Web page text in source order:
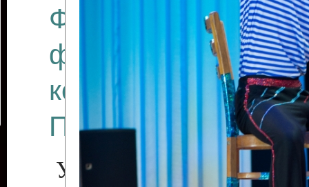
Финал
фестиваля
коллективов
Приднестровского
Участники фестиваля: